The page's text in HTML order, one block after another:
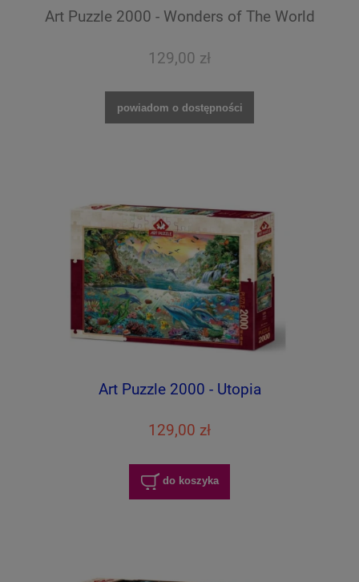
Art Puzzle 2000 - Wonders of The World
129,00 zł
powiadom o dostępności
Art Puzzle 2000 - Utopia
129,00 zł
do koszyka